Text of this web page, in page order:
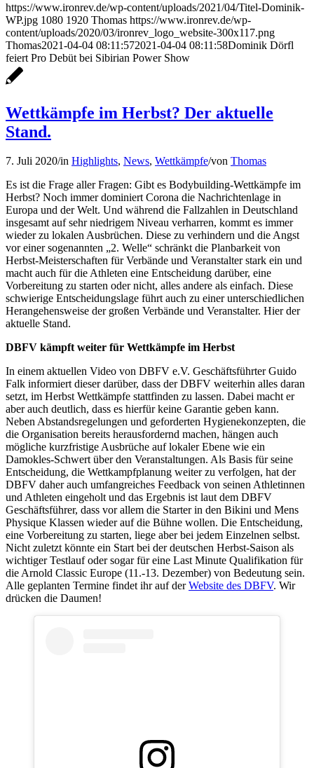
https://www.ironrev.de/wp-content/uploads/2021/04/Titel-Dominik-
WP.jpg 1080 1920 Thomas https://www.ironrev.de/wp-
content/uploads/2020/03/ironrev_logo_website-300x117.png
Thomas2021-04-04 08:11:572021-04-04 08:11:58Dominik Dörfl
feiert Pro Debüt bei Sibirian Power Show
Wettkämpfe im Herbst? Der aktuelle
Stand.
7. Juli 2020/in Highlights, News, Wettkämpfe/von Thomas
Es ist die Frage aller Fragen: Gibt es Bodybuilding-Wettkämpfe im
Herbst? Noch immer dominiert Corona die Nachrichtenlage in
Europa und der Welt. Und während die Fallzahlen in Deutschland
insgesamt auf sehr niedrigem Niveau verharren, kommt es immer
wieder zu lokalen Ausbrüchen. Diese zu verhindern und die Angst
vor einer sogenannten „2. Welle“ schränkt die Planbarkeit von
Herbst-Meisterschaften für Verbände und Veranstalter stark ein und
macht auch für die Athleten eine Entscheidung darüber, eine
Vorbereitung zu starten oder nicht, alles andere als einfach. Diese
schwierige Entscheidungslage führt auch zu einer unterschiedlichen
Herangehensweise der großen Verbände und Veranstalter. Hier der
aktuelle Stand.
DBFV kämpft weiter für Wettkämpfe im Herbst
In einem aktuellen Video von DBFV e.V. Geschäftsführter Guido
Falk informiert dieser darüber, dass der DBFV weiterhin alles daran
setzt, im Herbst Wettkämpfe stattfinden zu lassen. Dabei macht er
aber auch deutlich, dass es hierfür keine Garantie geben kann.
Neben Abstandsregelungen und geforderten Hygienekonzepten, die
die Organisation bereits herausfordernd machen, hängen auch
mögliche kurzfristige Ausbrüche auf lokaler Ebene wie ein
Damokles-Schwert über den Veranstaltungen. Als Basis für seine
Entscheidung, die Wettkampfplanung weiter zu verfolgen, hat der
DBFV daher auch umfangreiches Feedback von seinen Athletinnen
und Athleten eingeholt und das Ergebnis ist laut dem DBFV
Geschäftsführer, dass vor allem die Starter in den Bikini und Mens
Physique Klassen wieder auf die Bühne wollen. Die Entscheidung,
eine Vorbereitung zu starten, liege aber bei jedem Einzelnen selbst.
Nicht zuletzt könnte ein Start bei der deutschen Herbst-Saison als
wichtiger Testlauf oder sogar für eine Last Minute Qualifikation für
die Arnold Classic Europe (11.-13. Dezember) von Bedeutung sein.
Alle geplanten Termine findet ihr auf derWebsite des DBFV. Wir
drücken die Daumen!